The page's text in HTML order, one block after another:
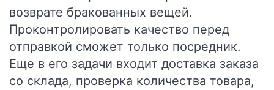
возврате бракованных вещей.
Проконтролировать качество перед
отправкой сможет только посредник.
Еще в его задачи входит доставка заказа
со склада, проверка количества товара,